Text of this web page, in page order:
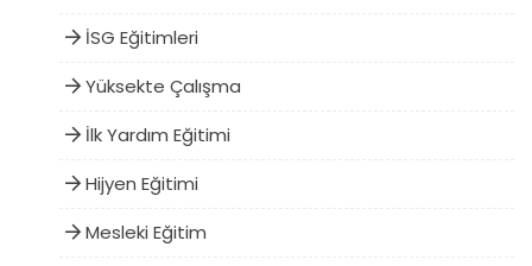
İSG Eğitimleri
Yüksekte Çalışma
İlk Yardım Eğitimi
Hijyen Eğitimi
Mesleki Eğitim